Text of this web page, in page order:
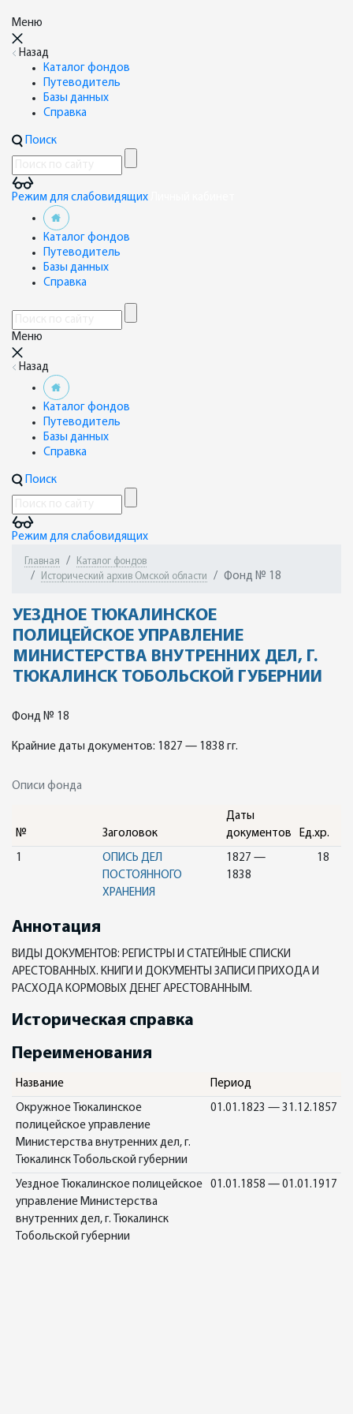
Меню
Назад
Каталог фондов
Путеводитель
Базы данных
Справка
Поиск
Режим для слабовидящих
Каталог фондов
Путеводитель
Базы данных
Справка
Меню
Назад
Каталог фондов
Путеводитель
Базы данных
Справка
Поиск
Режим для слабовидящих
Главная
Каталог фондов
Исторический архив Омской области
Фонд № 18
УЕЗДНОЕ ТЮКАЛИНСКОЕ
ПОЛИЦЕЙСКОЕ УПРАВЛЕНИЕ
МИНИСТЕРСТВА ВНУТРЕННИХ ДЕЛ, Г.
ТЮКАЛИНСК ТОБОЛЬСКОЙ ГУБЕРНИИ
Фонд № 18
Крайние даты документов: 1827 — 1838 гг.
Описи фонда
№ Заголовок
Даты
документов
Ед.хр.
1
ОПИСЬ ДЕЛ
ПОСТОЯННОГО
ХРАНЕНИЯ
1827 —
1838
18
Аннотация
ВИДЫ ДОКУМЕНТОВ: РЕГИСТРЫ И СТАТЕЙНЫЕ СПИСКИ
АРЕСТОВАННЫХ. КНИГИ И ДОКУМЕНТЫ ЗАПИСИ ПРИХОДА И
РАСХОДА КОРМОВЫХ ДЕНЕГ АРЕСТОВАННЫМ.
Историческая справка
Переименования
Название Период
Окружное Тюкалинское
полицейское управление
Министерства внутренних дел, г.
Тюкалинск Тобольской губернии
01.01.1823 — 31.12.1857
Уездное Тюкалинское полицейское
управление Министерства
внутренних дел, г. Тюкалинск
Тобольской губернии
01.01.1858 — 01.01.1917